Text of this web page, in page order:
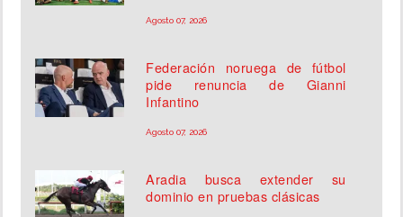
Agosto 07, 2026
Federación noruega de fútbol
pide renuncia de Gianni
Infantino
Agosto 07, 2026
Aradia busca extender su
dominio en pruebas clásicas